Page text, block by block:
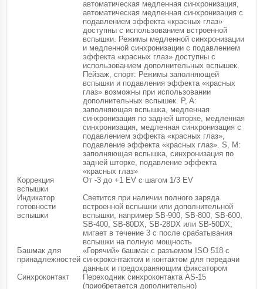
автоматическая медленная синхронизация,
автоматическая медленная синхронизация с
подавлением эффекта «красных глаз»
доступны с использованием встроенной
вспышки. Режимы медленной синхронизации
и медленной синхронизации с подавлением
эффекта «красных глаз» доступны с
использованием дополнительных вспышек.
Пейзаж, спорт: Режимы заполняющей
вспышки и подавления эффекта «красных
глаз» возможны при использовании
дополнительных вспышек. P, A:
заполняющая вспышка, медленная
синхронизация по задней шторке, медленная
синхронизация, медленная синхронизация с
подавлением эффекта «красных глаз»,
подавление эффекта «красных глаз». S, M:
заполняющая вспышка, синхронизация по
задней шторке, подавление эффекта
«красных глаз»
Коррекция
вспышки
От -3 до +1 EV с шагом 1/3 EV
Индикатор
готовности
вспышки
Светится при наличии полного заряда
встроенной вспышки или дополнительной
вспышки, например SB-900, SB-800, SB-600,
SB-400, SB-80DX, SB-28DX или SB-50DX;
мигает в течение 3 с после срабатывания
вспышки на полную мощность
Башмак для
принадлежностей
«Горячий» башмак с разъемом ISO 518 с
синхроконтактом и контактом для передачи
данных и предохраняющим фиксатором
Синхроконтакт
Переходник синхроконтакта AS-15
(приобретается дополнительно)